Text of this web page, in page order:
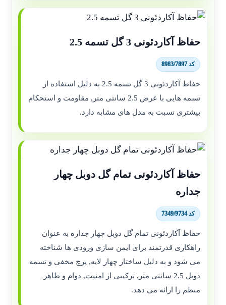
حفاظ آکاردئونی 3 گل تسمه 2.5
کد 8983/7897
حفاظ آکاردئونی 3 گل تسمه 2.5 به دلیل استفاده از
تسمه هایی با عرض 2.5 سانتی متر, مقاومت و استحکام
بیشتری نسبت به مدل های مشابه دارد.
حفاظ آکاردئونی تمام گل دوبل چهار
جداره
کد 7349/9734
حفاظ آکاردئونی تمام گل دوبل چهار جداره به عنوان
راهکاری قدرتمند برای ایمن سازی ورودی ها شناخته
می شود و به دلیل ساختار چهار لایه, پرچ مخفی و تسمه
دوبل 2.5 سانتی متر, ترکیبی از امنیت, دوام و ظاهر
منظم را ارائه می دهد.